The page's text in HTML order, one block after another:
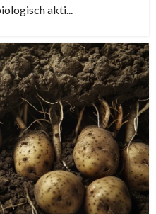
akti...